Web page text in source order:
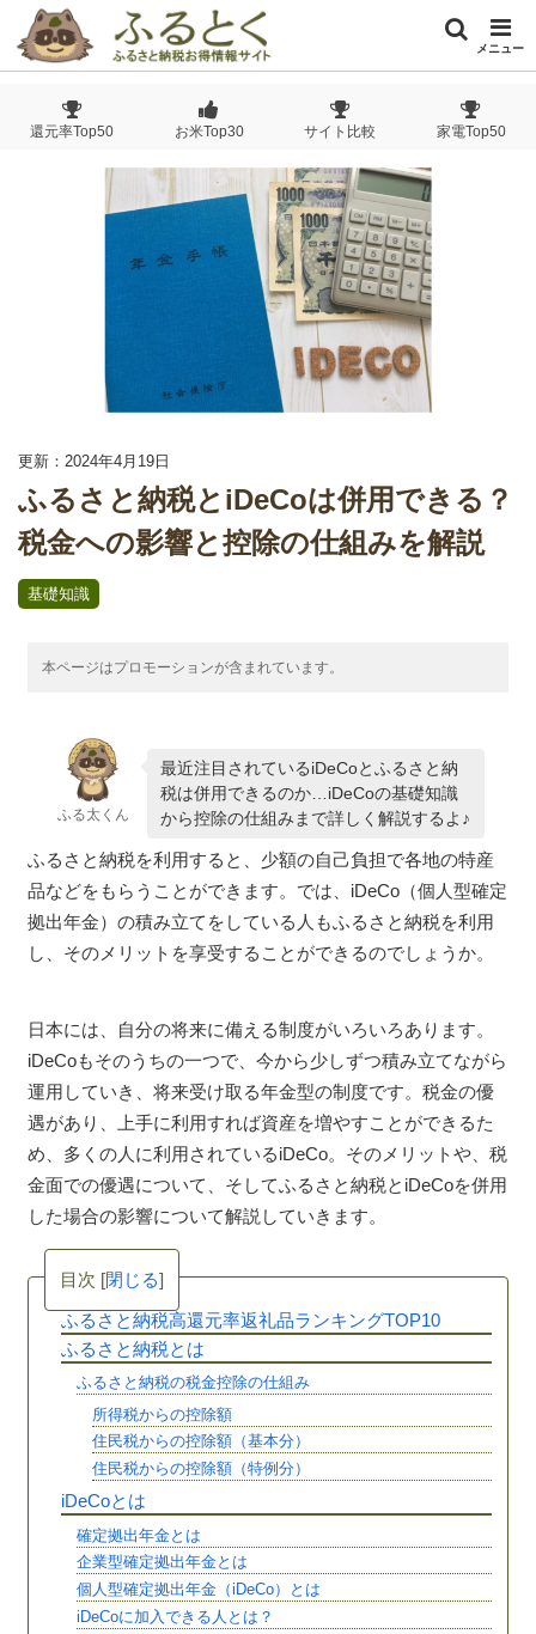
メニュー
還元率Top50 お米Top30 サイト比較 家電Top50
更新：2024年4月19日
ふるさと納税とiDeCoは併用できる？
税金への影響と控除の仕組みを解説
基礎知識
本ページはプロモーションが含まれています。
ふる太くん
最近注目されているiDeCoとふるさと納
税は併用できるのか…iDeCoの基礎知識
から控除の仕組みまで詳しく解説するよ♪
ふるさと納税を利用すると、少額の自己負担で各地の特産
品などをもらうことができます。では、iDeCo（個人型確定
拠出年金）の積み立てをしている人もふるさと納税を利用
し、そのメリットを享受することができるのでしょうか。
日本には、自分の将来に備える制度がいろいろあります。
iDeCoもそのうちの一つで、今から少しずつ積み立てながら
運用していき、将来受け取る年金型の制度です。税金の優
遇があり、上手に利用すれば資産を増やすことができるた
め、多くの人に利用されているiDeCo。そのメリットや、税
金面での優遇について、そしてふるさと納税とiDeCoを併用
した場合の影響について解説していきます。
目次 [閉じる]
ふるさと納税高還元率返礼品ランキングTOP10
ふるさと納税とは
ふるさと納税の税金控除の仕組み
所得税からの控除額
住民税からの控除額（基本分）
住民税からの控除額（特例分）
iDeCoとは
確定拠出年金とは
企業型確定拠出年金とは
個人型確定拠出年金（iDeCo）とは
iDeCoに加入できる人とは？